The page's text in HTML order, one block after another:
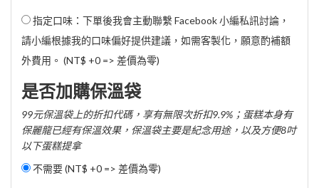
指定口味：下單後我會主動聯繫 Facebook 小編私訊討論，
請小編根據我的口味偏好提供建議，如需客製化，願意酌補額
外費用。 (NT$ +0 => 差價為零)
是否加購保溫袋
99元保溫袋上的折扣代碼，享有無限次折扣9.9%；蛋糕本身有
保麗龍已經有保溫效果，保溫袋主要是紀念用途，以及方便8吋
以下蛋糕提拿
不需要 (NT$ +0 => 差價為零)